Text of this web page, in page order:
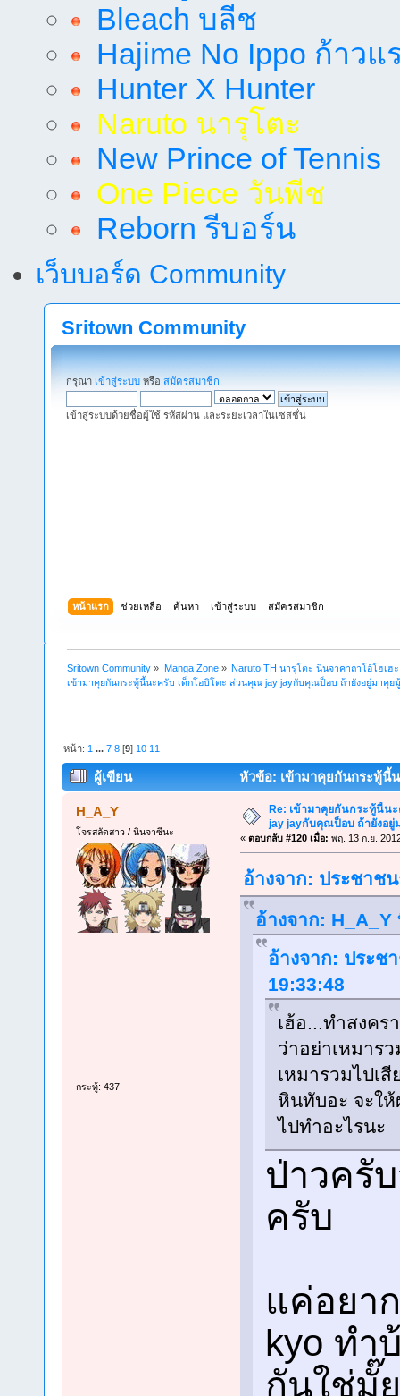
Bleach บลีช
Hajime No Ippo ก้าวแ
Hunter X Hunter
Naruto นารุโตะ
New Prince of Tennis
One Piece วันพีช
Reborn รีบอร์น
เว็บบอร์ด Community
Sritown Community
กรุณา เข้าสู่ระบบ หรือ สมัครสมาชิก
เข้าสู่ระบบด้วยชื่อผู้ใช้ รหัสผ่าน และระยะเวลาในเซสชั่น
หน้าแรก ช่วยเหลือ ค้นหา เข้าสู่ระบบ สมัครสมาชิก
Sritown Community » Manga Zone» Naruto TH นารุโตะ นินจาคาถาโอ้โฮเฮ
เข้ามาคุยกันกระทู้นี้นะครับ เด็กโอบิโตะ ส่วนคุณ jay jayกับคุณป็อบ ถ้ายังอยู่มาคุย
หน้า: 1 ...7 8 [9] 10 11
ผู้เขียน
หัวข้อ: เข้ามาคุยกันกระทู้นี้
(อ่าน 350797 ครั้ง)
H_A_Y
โจรสลัดสาว / นินจาซึนะ
กระทู้: 437
Re: เข้ามาคุยกันกระทู้นี้น
jay jayกับคุณป็อบ ถ้ายังอยู่
« ตอบกลับ #120 เมื่อ: พฤ. 13 ก.ย.
อ้างจาก: ประชาช
อ้างจาก: H_A_Y
อ้างจาก: ประช
19:33:48
เฮ้อ...ทำสงค
ว่าอย่าเหมาร
เหมารวมไปเ
หินทับอะ จะให้
ไปทำอะไรนะ
ป่าวครั
ครับ
แค่อยา
kyo ทำ
กันใช่มั๊